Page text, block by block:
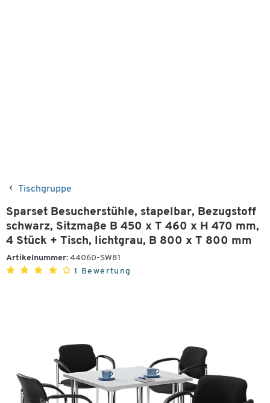
Tischgruppe
Sparset Besucherstühle, stapelbar, Bezugstoff
schwarz, Sitzmaße B 450 x T 460 x H 470 mm,
4 Stück + Tisch, lichtgrau, B 800 x T 800 mm
Artikelnummer: 44060-SW81
1 Bewertung